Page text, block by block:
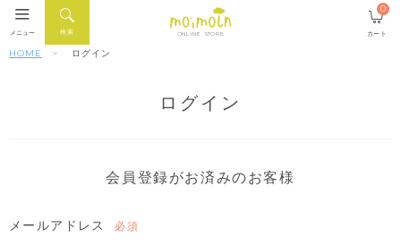
ONLINE STORE
検索
メニュー カート
0
HOME ログイン
ログイン
会員登録がお済みのお客様
メールアドレス